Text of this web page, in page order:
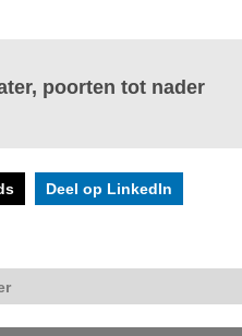
poorten tot nader
Deel op LinkedIn